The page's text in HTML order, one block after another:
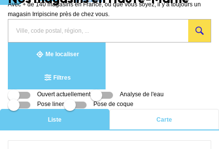
Aller au contenu
Avec + de 140 magasins en France, où que vous soyez, il y a toujours un
magasin Irripiscine près de chez vous.
Rechercher
Veuillez
renseigner
{{count}}
résultat(s)
Me localiser
Filtres
Ouvert actuellement
Analyse de l'eau
Pose liner
Pose de coque
Liste Carte